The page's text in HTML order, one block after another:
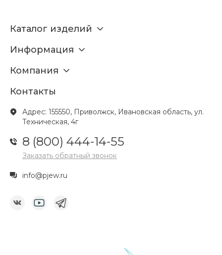
Каталог изделий
Информация
Компания
Контакты
Адрес: 155550, Приволжск, Ивановская область, ул.
Техническая, 4г
8 (800) 444-14-55
Заказать обратный звонок
info@pjew.ru